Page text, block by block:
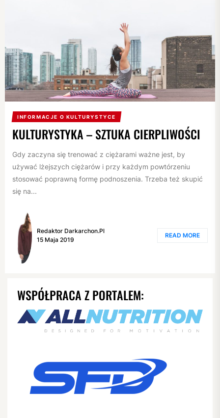
INFORMACJE O KULTURYSTYCE
KULTURYSTYKA – SZTUKA CIERPLIWOŚCI
Gdy zaczyna się trenować z ciężarami ważne jest, by
używać lżejszych ciężarów i przy każdym powtórzeniu
stosować poprawną formę podnoszenia. Trzeba też skupić
się na...
Redaktor Darkarchon.pl
15 Maja 2019
READ MORE
WSPÓŁPRACA Z PORTALEM: